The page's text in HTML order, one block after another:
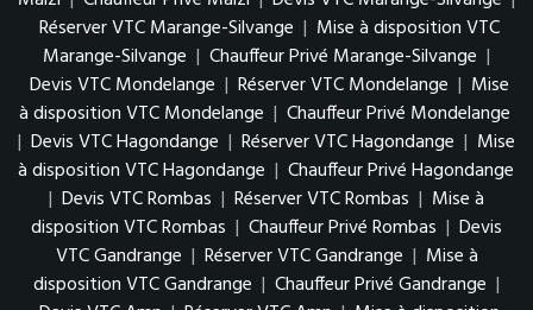
Réserver VTC Marange-Silvange | Mise à disposition VTC
Marange-Silvange | Chauffeur Privé Marange-Silvange |
Devis VTC Mondelange | Réserver VTC Mondelange | Mise
à disposition VTC Mondelange | Chauffeur Privé Mondelange
| Devis VTC Hagondange | Réserver VTC Hagondange | Mise
à disposition VTC Hagondange | Chauffeur Privé Hagondange
| Devis VTC Rombas | Réserver VTC Rombas | Mise à
disposition VTC Rombas | Chauffeur Privé Rombas | Devis
VTC Gandrange | Réserver VTC Gandrange | Mise à
disposition VTC Gandrange | Chauffeur Privé Gandrange |